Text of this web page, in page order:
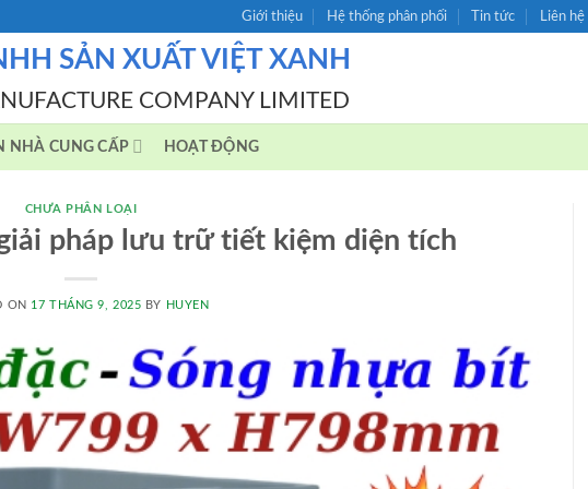
Giới thiệu Hệ thống phân phối Tin tức Liên hệ
SẢN XUẤT VIỆT XANH
COMPANY LIMITED
NHÀ CUNG CẤP HOẠT ĐỘNG
CHƯA PHÂN LOẠI
pháp lưu trữ tiết kiệm diện tích
ON 17 THÁNG 9, 2025 BY HUYEN